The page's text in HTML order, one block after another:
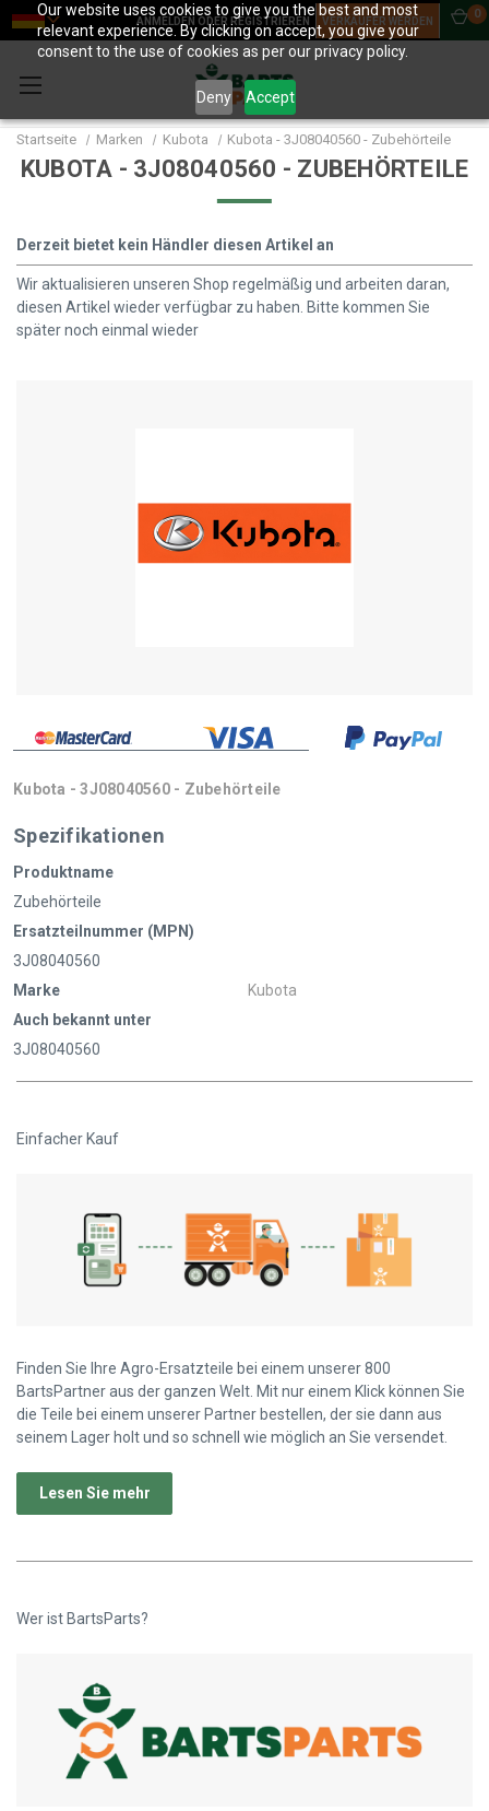
Our website uses cookies to give you the best and most
relevant experience. By clicking on accept, you give your
consent to the use of cookies as per our privacy policy.
Deny Accept
ANMELDEN ODER REGISTRIEREN VERKÄUFER WERDEN
0
Startseite Marken Kubota Kubota - 3J08040560 - Zubehörteile
KUBOTA - 3J08040560 - ZUBEHÖRTEILE
Derzeit bietet kein Händler diesen Artikel an
Wir aktualisieren unseren Shop regelmäßig und arbeiten daran,
diesen Artikel wieder verfügbar zu haben. Bitte kommen Sie
später noch einmal wieder
Kubota - 3J08040560 - Zubehörteile
Spezifikationen
Produktname
Zubehörteile
Ersatzteilnummer (MPN)
3J08040560
Marke
Kubota
Auch bekannt unter
3J08040560
Einfacher Kauf
Finden Sie Ihre Agro-Ersatzteile bei einem unserer 800
BartsPartner aus der ganzen Welt. Mit nur einem Klick können Sie
die Teile bei einem unserer Partner bestellen, der sie dann aus
seinem Lager holt und so schnell wie möglich an Sie versendet.
Lesen Sie mehr
Wer ist BartsParts?